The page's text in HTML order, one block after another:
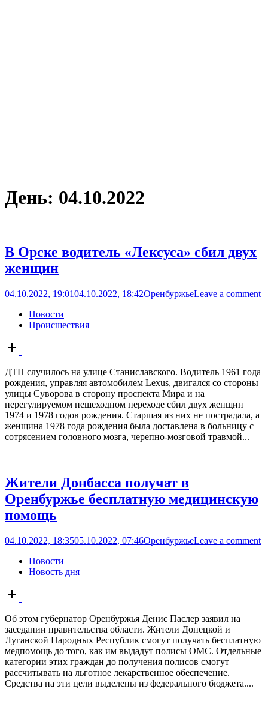
День: 04.10.2022
В Орске водитель «Лексуса» сбил двух
женщин
04.10.2022, 19:0104.10.2022, 18:42ОренбуржьеLeave a comment
Новости
Происшествия
Open
post
ДТП случилось на улице Станиславского. Водитель 1961 года
рождения, управляя автомобилем Lexus, двигался со стороны
улицы Суворова в сторону проспекта Мира и на
нерегулируемом пешеходном переходе сбил двух женщин
1974 и 1978 годов рождения. Старшая из них не пострадала, а
женщина 1978 года рождения была доставлена в больницу с
сотрясением головного мозга, черепно-мозговой травмой...
Жители Донбасса получат в
Оренбуржье бесплатную медицинскую
помощь
04.10.2022, 18:3505.10.2022, 07:46ОренбуржьеLeave a comment
Новости
Новость дня
Open
post
Об этом губернатор Оренбуржья Денис Паслер заявил на
заседании правительства области. Жители Донецкой и
Луганской Народных Республик смогут получать бесплатную
медпомощь до того, как им выдадут полисы ОМС. Отдельные
категории этих граждан до получения полисов смогут
рассчитывать на льготное лекарственное обеспечение.
Средства на эти цели выделены из федерального бюджета....